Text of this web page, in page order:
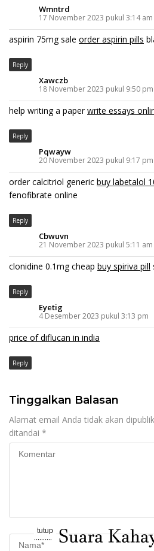
Wmntrd
17 November 2023 pukul 3:14 am
aspirin 75mg sale order aspirin pills
Reply
Xawczb
18 November 2023 pukul 9:50 pm
help writing a paperwrite essays
Reply
Pqwayw
20 November 2023 pukul 9:17 pm
order calcitriol generic buy labetalol
fenofibrate online
Reply
Cbwuvn
21 November 2023 pukul 5:11 am
clonidine 0.1mg cheap buy spiriva pill
Reply
Eyetig
4 Desember 2023 pukul 3:13 pm
price of diflucan in india
Reply
Tinggalkan Balasan
Alamat email Anda tidak akan
ditandai *
tutup
..........